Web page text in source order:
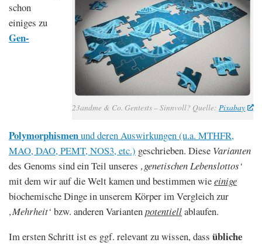
23andme & Co. Gentests – Sinnvoll? Quelle:Pixabay
schon
einiges zu
Gen-
Polymorphismenund deren Auswirkungen (u.a. MTHFR,
MAO, DAO, PEMT, NOS3, etc.) geschrieben. Diese Varianten
des Genoms sind ein Teil unseres ‚genetischen Lebenslottos‘
mit dem wir auf die Welt kamen und bestimmen wieeinige
biochemische Dinge in unserem Körper im Vergleich zur
‚Mehrheit‘ bzw. anderen Variantenpotentiellablaufen.
Im ersten Schritt ist es ggf. relevant zu wissen, dass übliche